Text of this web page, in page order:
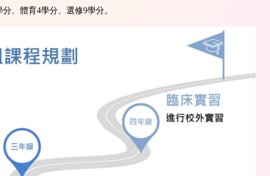
、體育4學分、選修9學分。